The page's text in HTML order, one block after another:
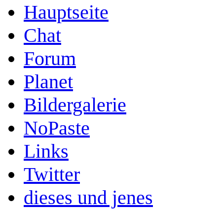
Hauptseite
Chat
Forum
Planet
Bildergalerie
NoPaste
Links
Twitter
dieses und jenes